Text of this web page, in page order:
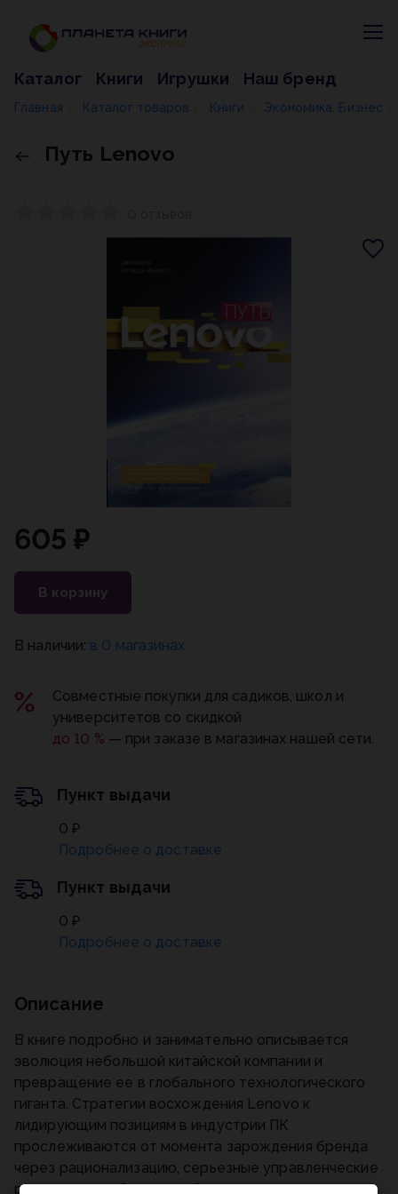
Каталог Книги Игрушки Наш бренд
Главная Каталог товаров Книги Экономика. Бизнес
Путь Lenovo
Описание
В книге подробно и занимательно описывается
эволюция небольшой китайской компании и
превращение ее в глобального технологического
гиганта. Стратегии восхождения Lenovo к
лидирующим позициям в индустрии ПК
прослеживаются от момента зарождения бренда
через рационализацию, серьезные управленческие
решения, подобные приобретению «американской
605 ₽
В корзину
В наличии: в 0 магазинах
Совместные покупки для садиков, школ и
университетов со скидкой
до 10 % — при заказе в магазинах нашей сети.
Пункт выдачи
0 ₽
Подробнее о доставке
Пункт выдачи
0 ₽
Подробнее о доставке